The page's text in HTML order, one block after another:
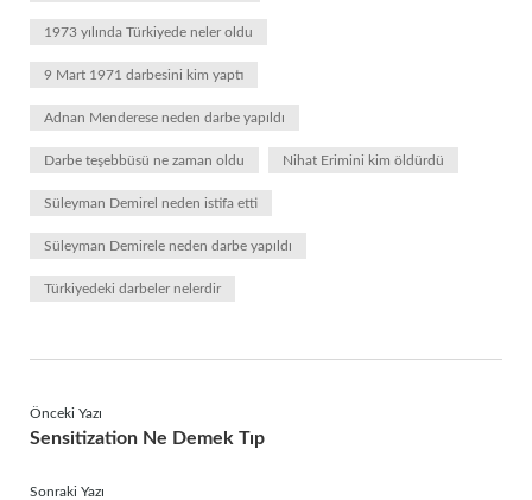
1973 yılında Türkiyede neler oldu
9 Mart 1971 darbesini kim yaptı
Adnan Menderese neden darbe yapıldı
Darbe teşebbüsü ne zaman oldu Nihat Erimini kim öldürdü
Süleyman Demirel neden istifa etti
Süleyman Demirele neden darbe yapıldı
Türkiyedeki darbeler nelerdir
Önceki Yazı
Sensitization Ne Demek Tıp
Sonraki Yazı